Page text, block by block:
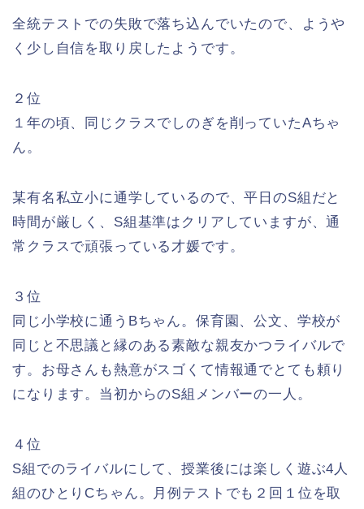
全統テストでの失敗で落ち込んでいたので、ようや
く少し自信を取り戻したようです。
２位
１年の頃、同じクラスでしのぎを削っていたAちゃ
ん。
某有名私立小に通学しているので、平日のS組だと
時間が厳しく、S組基準はクリアしていますが、通
常クラスで頑張っている才媛です。
３位
同じ小学校に通うBちゃん。保育園、公文、学校が
同じと不思議と縁のある素敵な親友かつライバルで
す。お母さんも熱意がスゴくて情報通でとても頼り
になります。当初からのS組メンバーの一人。
４位
S組でのライバルにして、授業後には楽しく遊ぶ4人
組のひとりCちゃん。月例テストでも２回１位を取